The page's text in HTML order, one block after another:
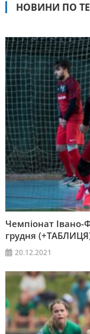
НОВИНИ ПО
Чемпіонат Івано-
грудня
20.12.2021